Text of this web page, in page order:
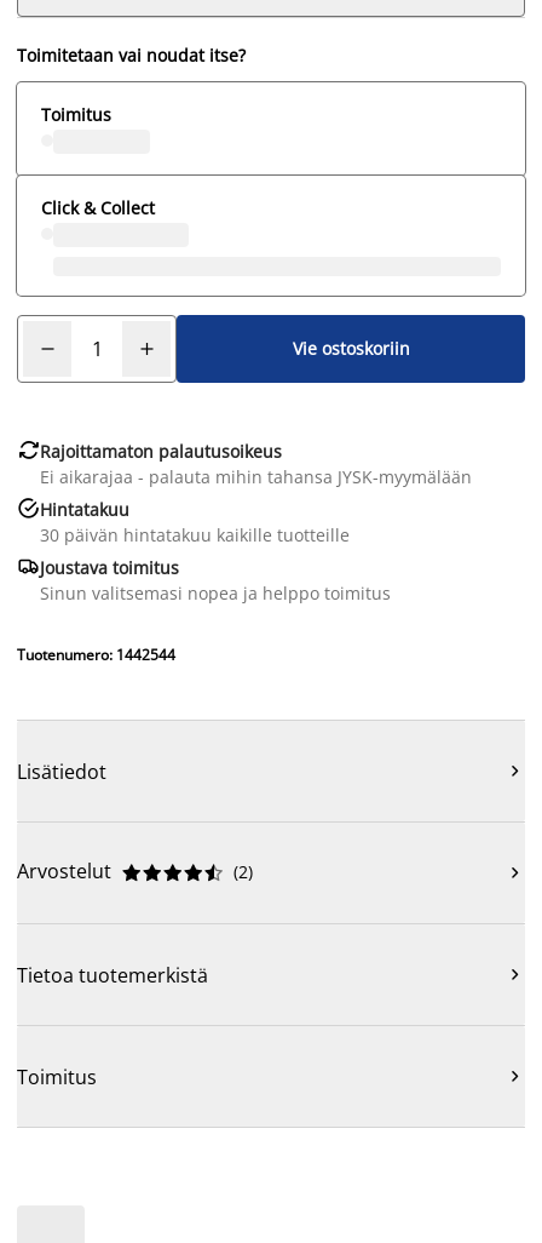
Toimitetaan vai noudat itse?
Toimitus
Click & Collect
Vie ostoskoriin
Rajoittamaton palautusoikeus
Ei aikarajaa - palauta mihin tahansa JYSK-myymälään
Hintatakuu
30 päivän hintatakuu kaikille tuotteille
Joustava toimitus
Sinun valitsemasi nopea ja helppo toimitus
Tuotenumero: 1442544
Lisätiedot 
Arvostelut 




 (2) 
Tietoa tuotemerkistä 
Toimitus 